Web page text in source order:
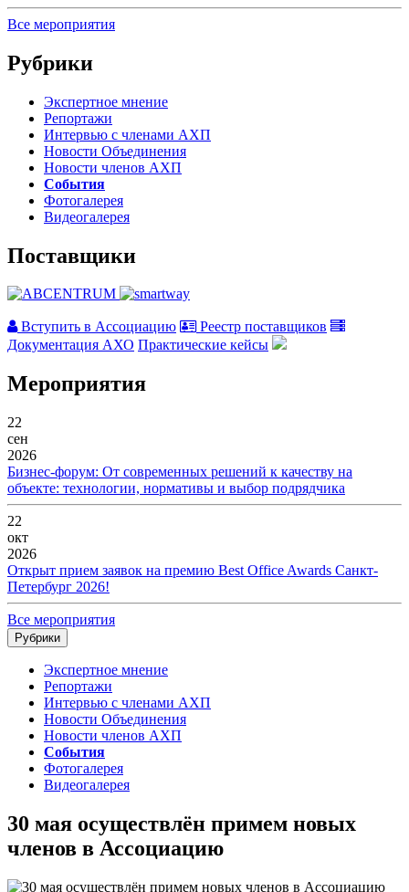
Все мероприятия
Рубрики
Экспертное мнение
Репортажи
Интервью с членами АХП
Новости Объединения
Новости членов АХП
События
Фотогалерея
Видеогалерея
Поставщики
Вступить в Ассоциацию
Реестр поставщиков
Документация АХО Практические кейсы
Мероприятия
22
сен
2026
Бизнес-форум: От современных решений к качеству на
объекте: технологии, нормативы и выбор подрядчика
22
окт
2026
Открыт прием заявок на премию Best Office Awards Санкт-
Петербург 2026!
Все мероприятия
Рубрики
Экспертное мнение
Репортажи
Интервью с членами АХП
Новости Объединения
Новости членов АХП
События
Фотогалерея
Видеогалерея
30 мая осуществлён примем новых
членов в Ассоциацию